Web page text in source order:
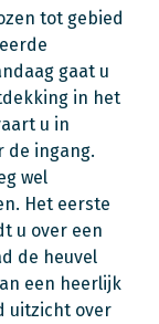
tot gebied
gaat u
in het
u in
de ingang.
wel
Het eerste
u over een
de heuvel
een heerlijk
uitzicht over